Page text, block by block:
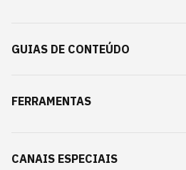
GUIAS DE CONTEÚDO
FERRAMENTAS
CANAIS ESPECIAIS